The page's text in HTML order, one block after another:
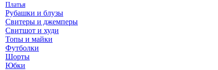
Платья
Рубашки и блузы
Свитеры и джемперы
Свитшот и худи
Топы и майки
Футболки
Шорты
Юбки